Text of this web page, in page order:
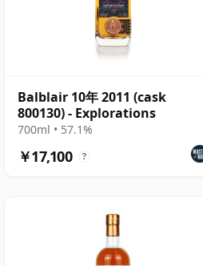
Balblair 10年 2011 (cask
800130) - Explorations
700ml • 57.1%
￥17,100 ?